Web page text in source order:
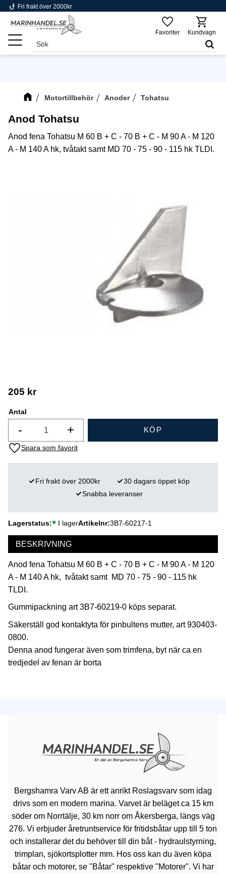
Meny
phishing Fri frakt över 2000kr
Favoriter Kundvagn
Motortillbehör Anoder Tohatsu
Anod Tohatsu
Anod fena Tohatsu M 60 B + C - 70 B + C - M 90 A - M 120
A - M 140 A hk, tvåtakt samt MD 70 - 75 - 90 - 115 hk TLDI.
205 kr
Antal
+
- KÖP
Lägg till i favoriter
Lagerstatus I lagerArtikelnr 3B7-60217-1
Fri frakt över 2000kr
30 dagars öppet köp
Snabba leveranser
BESKRIVNING
Anod fena Tohatsu M 60 B + C - 70 B + C - M 90 A - M 120
A - M 140 A hk, tvåtakt samt MD 70 - 75 - 90 - 115 hk
TLDI.
Gummipackning art 3B7-60219-0 köps separat.
Säkerställ god kontaktyta för pinbultens mutter, art 930403-
0800.
Denna anod fungerar även som trimfena, byt när ca en
tredjedel av fenan är borta
Bergshamra Varv AB är ett anrikt Roslagsvarv som idag
drivs som en modern marina. Varvet är beläget ca 15 km
söder om Norrtälje, 30 km norr om Åkersberga, längs väg
276. Vi erbjuder åretruntservice för fritidsbåtar upp till 5 ton
och installerar det du behöver till din båt - hydraulstyrning,
trimplan, sjökortsplotter mm. Hos oss kan du även köpa
båtar och motorer, se "Båtar" respektive "Motorer". Vi har